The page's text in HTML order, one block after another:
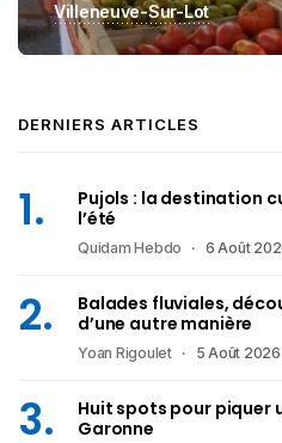
Villeneuve-Sur-Lot
DERNIERS ARTICLES
Pujols : la destination
l’été
Quidam Hebdo 6 Août
Balades fluviales,
d’une autre manière
Yoan Rigoulet 5 Août 2026
Huit spots pour piquer
Garonne